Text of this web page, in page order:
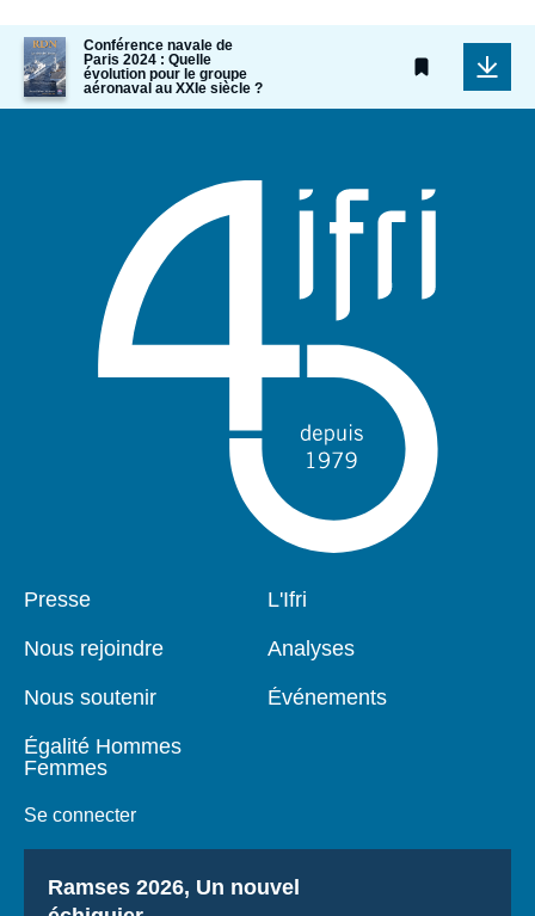
Image
de
couverture
de
Conférence navale de
Paris 2024 : Quelle
évolution pour le groupe
aéronaval au XXIe siècle ?
Pied
Presse
Nous rejoindre
Nous soutenir
Égalité Hommes
Femmes
Se connecter
Navigation
L'Ifri
Analyses
Événements
Titre
Ramses 2026, Un nouvel